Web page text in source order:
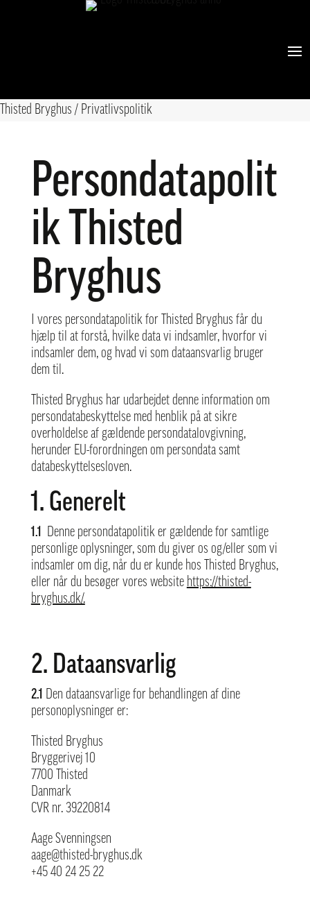
Thisted Bryghus / Privatlivspolitik
Persondatapolit
ik Thisted
Bryghus
I vores persondatapolitik for Thisted Bryghus får du
hjælp til at forstå, hvilke data vi indsamler, hvorfor vi
indsamler dem, og hvad vi som dataansvarlig bruger
dem til.
Thisted Bryghus har udarbejdet denne information om
persondatabeskyttelse med henblik på at sikre
overholdelse af gældende persondatalovgivning,
herunder EU-forordningen om persondata samt
databeskyttelsesloven.
1. Generelt
1.1 Denne persondatapolitik er gældende for samtlige
personlige oplysninger, som du giver os og/eller som vi
indsamler om dig, når du er kunde hos Thisted Bryghus,
eller når du besøger vores website https://thisted-
bryghus.dk/.
2. Dataansvarlig
2.1 Den dataansvarlige for behandlingen af dine
personoplysninger er:
Thisted Bryghus
Bryggerivej 10
7700 Thisted
Danmark
CVR nr. 39220814
Aage Svenningsen
aage@thisted-bryghus.dk
+45 40 24 25 22